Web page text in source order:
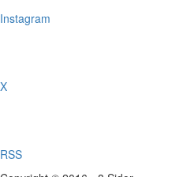
Instagram
X
RSS